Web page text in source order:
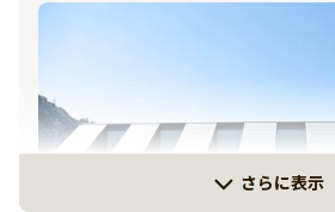
https://michinoeki-susaki.com/
さらに表示